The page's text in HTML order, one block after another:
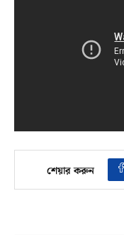
শেয়ার করুন